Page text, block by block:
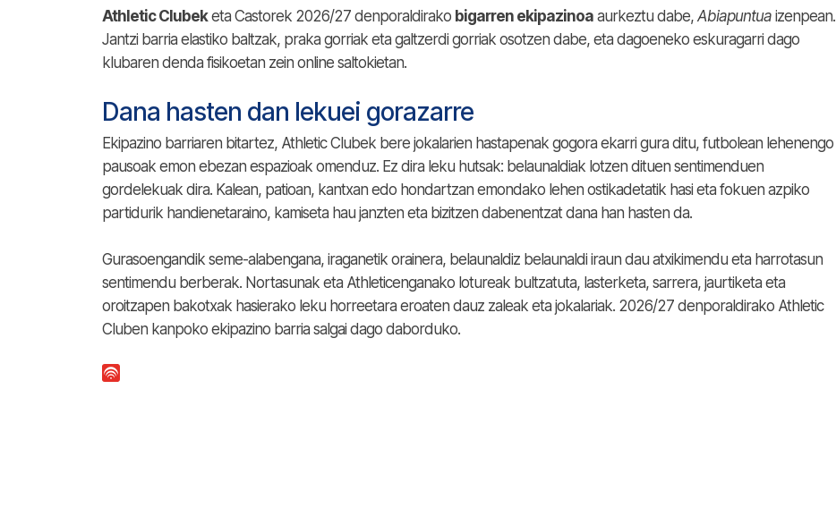
Athletic Clubeketa Castorek 2026/27 denporaldirako bigarren ekipazinoa aurkeztu dabe, Abiapuntua izenpean.
Jantzi barria elastiko baltzak, praka gorriak eta galtzerdi gorriak osotzen dabe, eta dagoeneko eskuragarri dago
klubaren denda fisikoetan zein online saltokietan.
Dana hasten dan lekuei gorazarre
Ekipazino barriaren bitartez, Athletic Clubek bere jokalarien hastapenak gogora ekarri gura ditu, futbolean lehenengo
pausoak emon ebezan espazioak omenduz. Ez dira leku hutsak: belaunaldiak lotzen dituen sentimenduen
gordelekuak dira. Kalean, patioan, kantxan edo hondartzan emondako lehen ostikadetatik hasi eta fokuen azpiko
partidurik handienetaraino, kamiseta hau janzten eta bizitzen dabenentzat dana han hasten da.
Gurasoengandik seme-alabengana, iraganetik orainera, belaunaldiz belaunaldi iraun dau atxikimendu eta harrotasun
sentimendu berberak. Nortasunak eta Athleticenganako lotureak bultzatuta, lasterketa, sarrera, jaurtiketa eta
oroitzapen bakotxak hasierako leku horreetara eroaten dauz zaleak eta jokalariak. 2026/27 denporaldirako Athletic
Cluben kanpoko ekipazino barria salgai dago daborduko.